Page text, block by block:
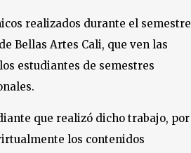
realizados durante el semestre
Bellas Artes Cali, que ven las
estudiantes de semestres
que realizó dicho trabajo, por
los contenidos